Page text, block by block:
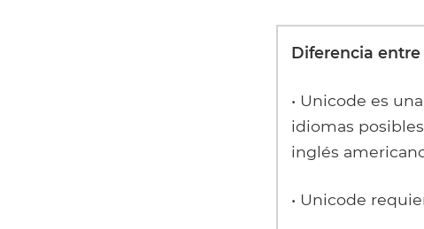
Diferencia entre
• Unicode es
idiomas
inglés
• Unicode